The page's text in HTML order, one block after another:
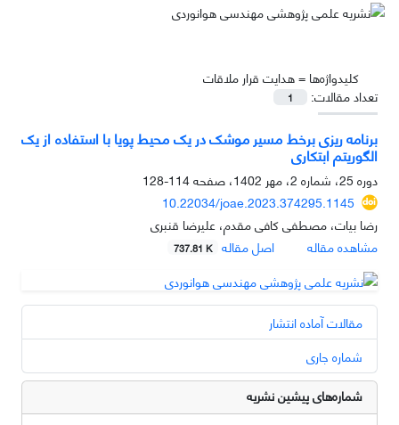
کلیدواژه‌ها =هدایت قرار ملاقات
تعداد مقالات:
1
برنامه‌ ریزی برخط مسیر موشک در یک محیط پویا با استفاده از یک
الگوریتم ابتکاری
دوره 25، شماره 2، مهر 1402، صفحه
114-128
10.22034/joae.2023.374295.1145
رضا بیات، مصطفی کافی مقدم، علیرضا قنبری
مشاهده مقاله
اصل مقاله 737.81 K
مقالات آماده انتشار
شماره جاری
شماره‌های پیشین نشریه